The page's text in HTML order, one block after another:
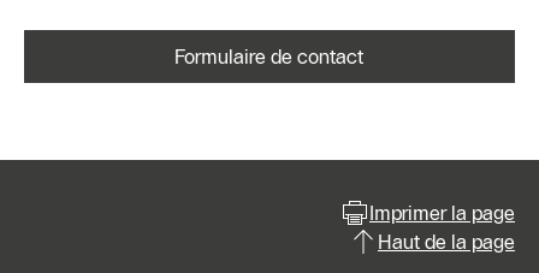
Formulaire de contact
Imprimer la page
Haut de la page